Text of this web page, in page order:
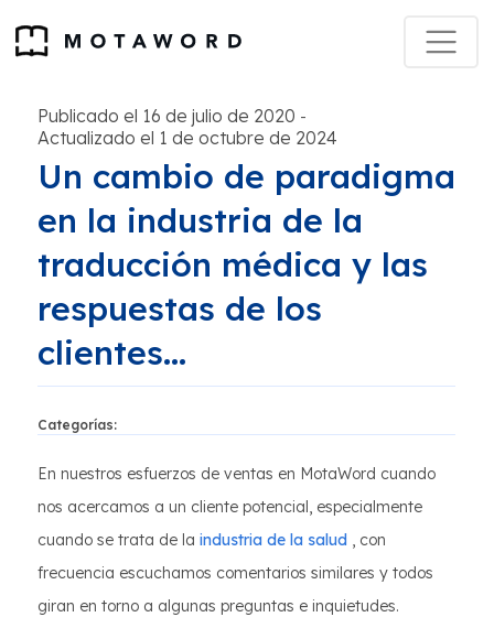
Publicado el 16 de julio de 2020 -
Actualizado el 1 de octubre de 2024
Un cambio de paradigma
en la industria de la
traducción médica y las
respuestas de los
clientes...
Categorías:
En nuestros esfuerzos de ventas en MotaWord cuando
nos acercamos a un cliente potencial, especialmente
cuando se trata de la industria de la salud , con
frecuencia escuchamos comentarios similares y todos
giran en torno a algunas preguntas e inquietudes.